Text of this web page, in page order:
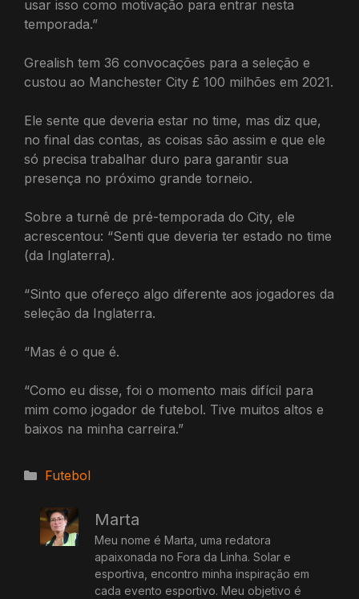
usar isso como motivação para entrar nesta
temporada.”
Grealish tem 36 convocações para a seleção e
custou ao Manchester City £ 100 milhões em 2021.
Ele sente que deveria estar no time, mas diz que,
no final das contas, as coisas são assim e que ele
só precisa trabalhar duro para garantir sua
presença no próximo grande torneio.
Sobre a turnê de pré-temporada do City, ele
acrescentou: “Senti que deveria ter estado no time
(da Inglaterra).
“Sinto que ofereço algo diferente aos jogadores da
seleção da Inglaterra.
“Mas é o que é.
“Como eu disse, foi o momento mais difícil para
mim como jogador de futebol. Tive muitos altos e
baixos na minha carreira.”
Categorias
Futebol
Marta
Meu nome é Marta, uma redatora
apaixonada no Fora da Linha. Solar e
esportiva, encontro minha inspiração em
cada evento esportivo. Meu objetivo é